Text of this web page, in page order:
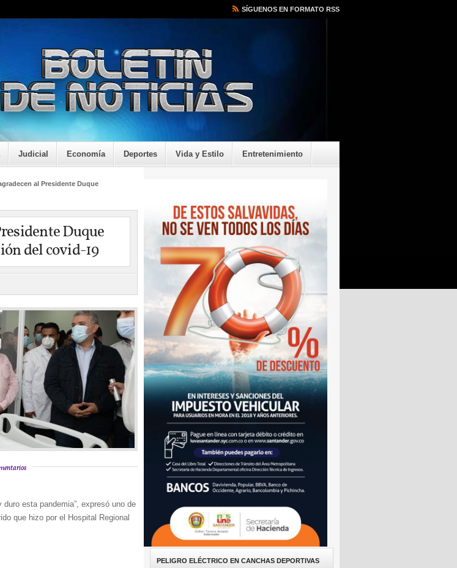
SÍGUENOS EN FORMATO RSS
Judicial Economía Deportes Vida y Estilo Entretenimiento
al Presidente Duque
Duque
del covid-19
esta pandemia”, expresó uno de
que hizo por el Hospital Regional
PELIGRO ELÉCTRICO EN CANCHAS DEPORTIVAS